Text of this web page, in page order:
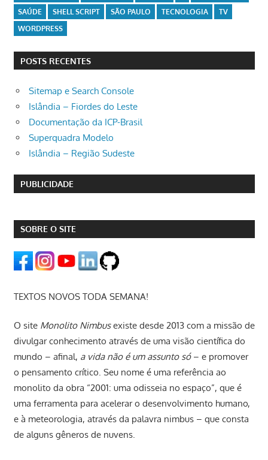
SAÚDE
SHELL SCRIPT SÃO PAULO TECNOLOGIA
TV
WORDPRESS
POSTS RECENTES
Sitemap e Search Console
Islândia – Fiordes do Leste
Documentação da ICP-Brasil
Superquadra Modelo
Islândia – Região Sudeste
PUBLICIDADE
SOBRE O SITE
TEXTOS NOVOS TODA SEMANA!
O site Monolito Nimbusexiste desde 2013 com a missão de
divulgar conhecimento através de uma visão científica do
mundo – afinal, a vida não é um assunto só– e promover
o pensamento crítico. Seu nome é uma referência ao
monolito da obra “2001: uma odisseia no espaço”, que é
uma ferramenta para acelerar o desenvolvimento humano,
e à meteorologia, através da palavra nimbus – que consta
de alguns gêneros de nuvens.